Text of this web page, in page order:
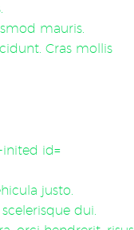
mauris.
Cras mollis
justo.
dui.